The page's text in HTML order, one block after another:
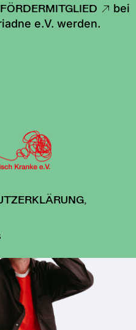
FÖRDERMITGLIED
bei
e.V. werden.
,